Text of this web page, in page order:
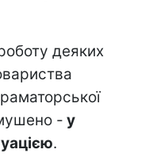
деяких
- у
.